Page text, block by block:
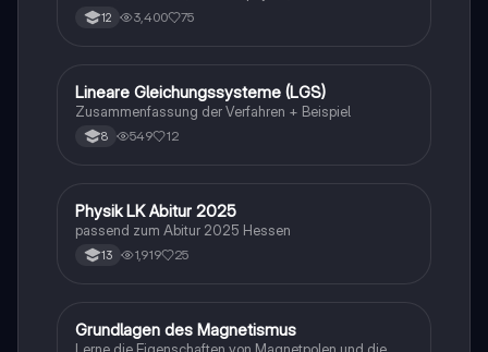
12 3,400 75
Mathe
Lineare Gleichungssysteme (LGS)
Zusammenfassung der Verfahren + Beispiel
8 549 12
Physik
Physik LK Abitur 2025
passend zum Abitur 2025 Hessen
13 1,919 25
GPhysik
Grundlagen des Magnetismus